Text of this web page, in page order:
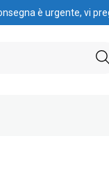
è urgente, vi